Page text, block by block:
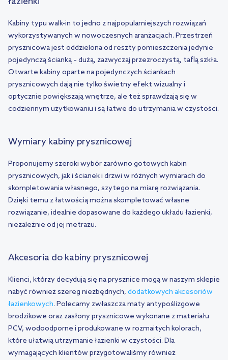
Kabiny typu walk-in to jedno z najpopularniejszych rozwiązań
wykorzystywanych w nowoczesnych aranżacjach. Przestrzeń
prysznicowa jest oddzielona od reszty pomieszczenia jedynie
pojedynczą ścianką – dużą, zazwyczaj przezroczystą, taflą szkła.
Otwarte kabiny oparte na pojedynczych ściankach
prysznicowych dają nie tylko świetny efekt wizualny i
optycznie powiększają wnętrze, ale też sprawdzają się w
codziennym użytkowaniu i są łatwe do utrzymania w czystości.
Wymiary kabiny prysznicowej
Proponujemy szeroki wybór zarówno gotowych kabin
prysznicowych, jak i ścianek i drzwi w różnych wymiarach do
skompletowania własnego, szytego na miarę rozwiązania.
Dzięki temu z łatwością można skompletować własne
rozwiązanie, idealnie dopasowane do każdego układu łazienki,
niezależnie od jej metrażu.
Akcesoria do kabiny prysznicowej
Klienci, którzy decydują się na prysznice mogą w naszym sklepie
nabyć również szereg niezbędnych, dodatkowych akcesoriów
łazienkowych. Polecamy zwłaszcza maty antypoślizgowe
brodzikowe oraz zasłony prysznicowe wykonane z materiału
PCV, wodoodporne i produkowane w rozmaitych kolorach,
które ułatwią utrzymanie łazienki w czystości. Dla
wymagających klientów przygotowaliśmy również